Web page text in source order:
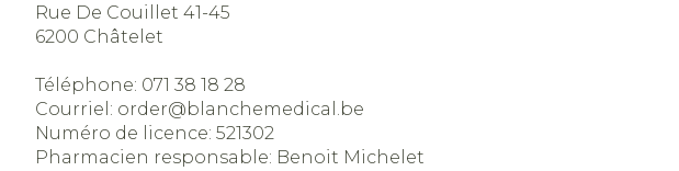
Rue De Couillet 41-45
6200 Châtelet
Téléphone: 071 38 18 28
Courriel: order@blanchemedical.be
Numéro de licence: 521302
Pharmacien responsable: Benoit Michelet